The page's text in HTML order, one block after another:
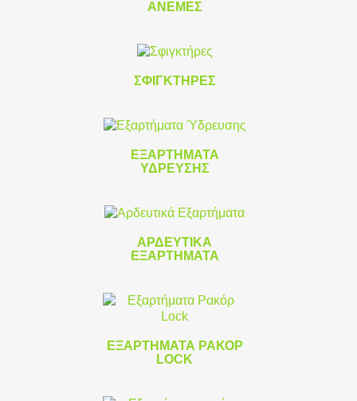
ΑΝΈΜΕΣ
ΣΦΙΓΚΤΉΡΕΣ
ΕΞΑΡΤΉΜΑΤΑ
ΎΔΡΕΥΣΗΣ
ΑΡΔΕΥΤΙΚΆ
ΕΞΑΡΤΉΜΑΤΑ
ΕΞΑΡΤΉΜΑΤΑ ΡΑΚΌΡ
LOCK